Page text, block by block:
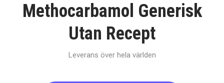
Methocarbamol Generisk
Utan Recept
Leverans över hela världen